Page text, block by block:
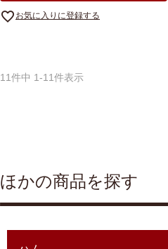
お気に入りに登録する
11件中 1-11件表示
ほかの商品を探す